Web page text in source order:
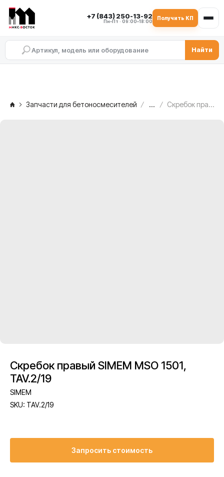
+7 (843) 250-13-92
Пн–Пт · 09:00–18:00
Получить КП
Найти
Запчасти для бетоносмесителей ... Скребок правый SIMEM MSO 1501, TAV.2/19
Скребок правый SIMEM MSO 1501,
TAV.2/19
SIMEM
SKU: TAV.2/19
Запросить стоимость